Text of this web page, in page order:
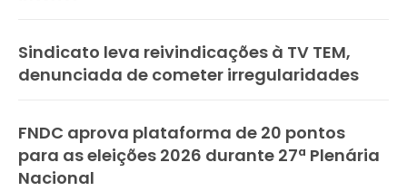
Sindicato leva reivindicações à TV TEM,
denunciada de cometer irregularidades
FNDC aprova plataforma de 20 pontos
para as eleições 2026 durante 27ª Plenária
Nacional